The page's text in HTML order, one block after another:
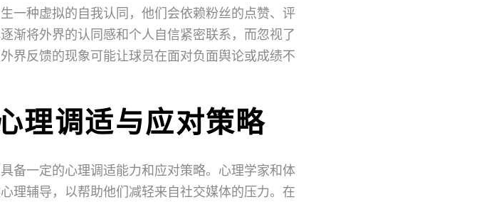
一种虚拟的自我认同，他们会依赖粉丝的点赞、评
渐将外界的认同感和个人自信紧密联系，而忽视了
界反馈的现象可能让球员在面对负面舆论或成绩不
理调适与应对策略
备一定的心理调适能力和应对策略。心理学家和体
理辅导，以帮助他们减轻来自社交媒体的压力。在